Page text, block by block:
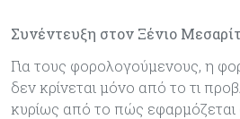
Συνέντευξη στον Ξένιο
Για τους φορολογούμενους, η
δεν κρίνεται μόνο από το τι
κυρίως από το πώς